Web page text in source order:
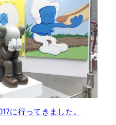
に行ってきました。